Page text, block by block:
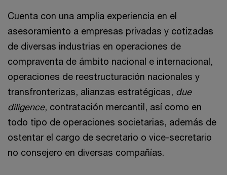
Cuenta con una amplia experiencia en el
asesoramiento a empresas privadas y cotizadas
de diversas industrias en operaciones de
compraventa de ámbito nacional e internacional,
operaciones de reestructuración nacionales y
transfronterizas, alianzas estratégicas, due
diligence, contratación mercantil, así como en
todo tipo de operaciones societarias, además de
ostentar el cargo de secretario o vice-secretario
no consejero en diversas compañías.